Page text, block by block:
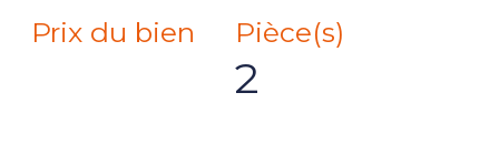
Prix du bien Pièce(s)
2